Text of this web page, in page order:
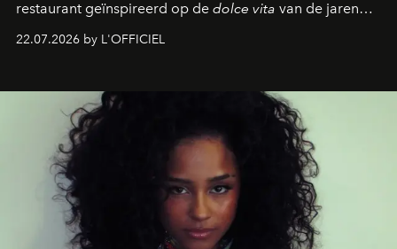
restaurant geïnspireerd op de dolce vita van de jaren
zestig, een Japanse hotspot die na zonsondergang
verandert in een bruisende ontmoetingsplek en de
neerstrijkt in Saint-Tropez. Dit zijn de nieuwe adressen
die deze zomer de toon zetten, van lange lunches tot
zwoele nachten.
22.07.2026 by L'OFFICIEL